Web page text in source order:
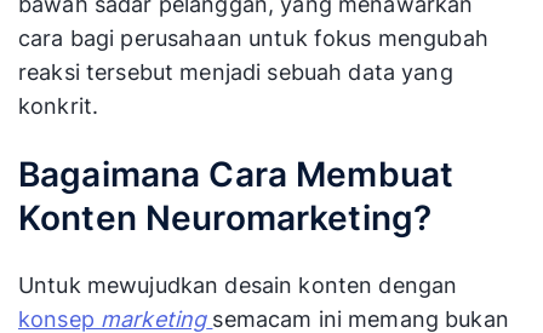
cara bagi perusahaan untuk fokus mengubah
reaksi tersebut menjadi sebuah data yang
konkrit.
Bagaimana Cara Membuat
Konten Neuromarketing?
Untuk mewujudkan desain konten dengan
konsep marketing semacam ini memang bukan